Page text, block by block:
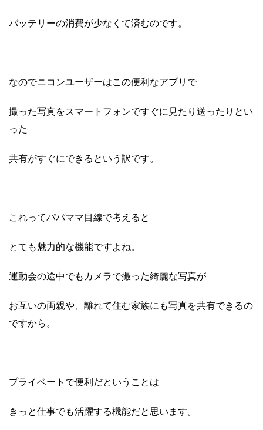
バッテリーの消費が少なくて済むのです。
なのでニコンユーザーはこの便利なアプリで
撮った写真をスマートフォンですぐに見たり送ったりとい
った
共有がすぐにできるという訳です。
これってパパママ目線で考えると
とても魅力的な機能ですよね。
運動会の途中でもカメラで撮った綺麗な写真が
お互いの両親や、離れて住む家族にも写真を共有できるの
ですから。
プライベートで便利だということは
きっと仕事でも活躍する機能だと思います。